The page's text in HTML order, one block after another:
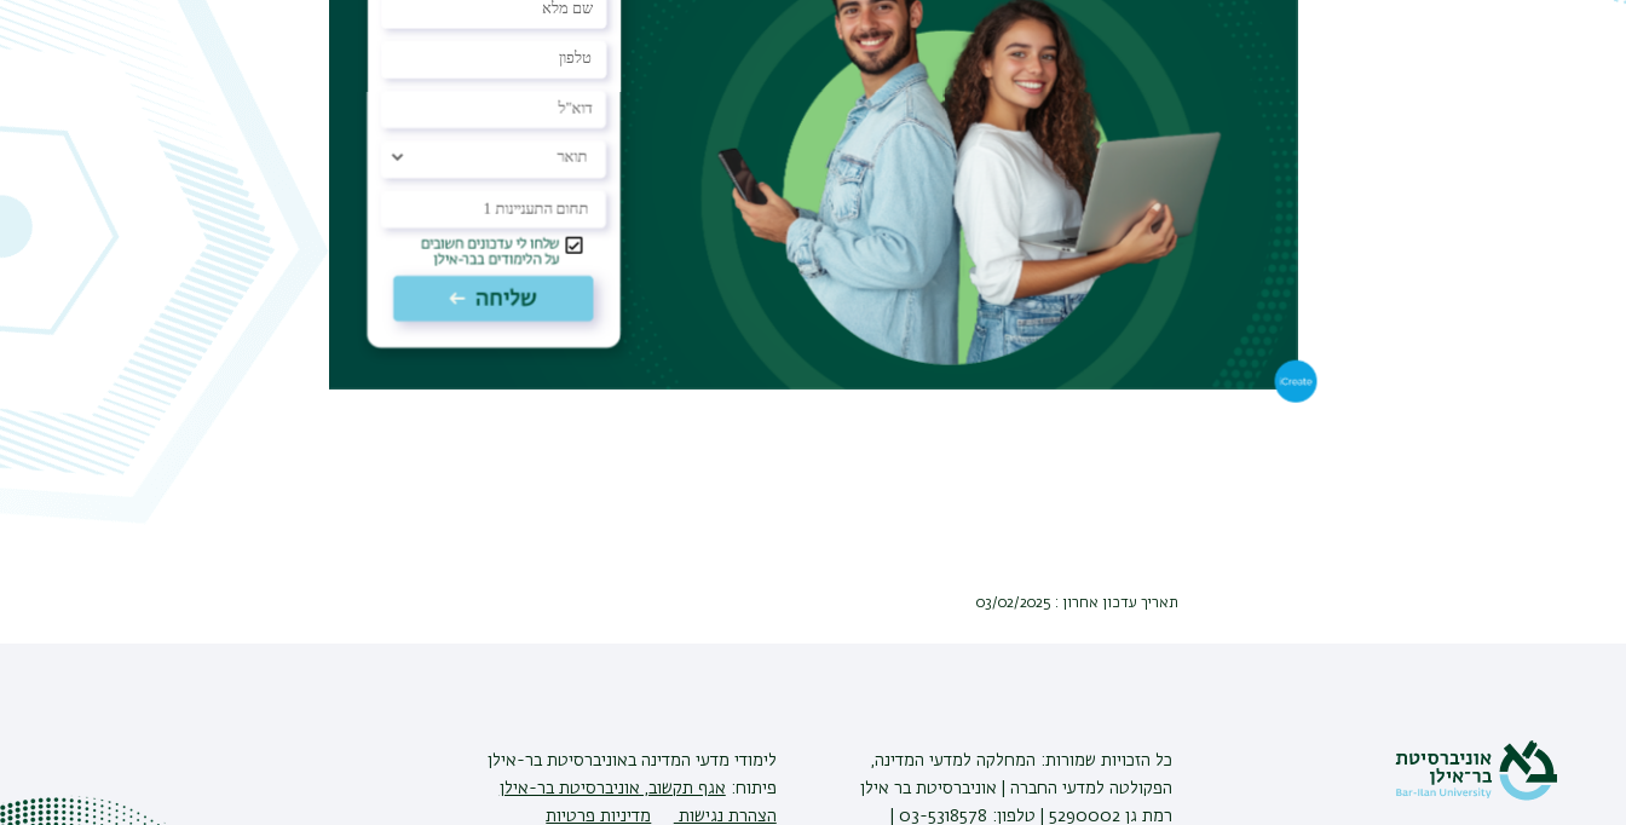
תקנון המחלקה הינו תוספת על התקנון האוניברסיטאי ואינו בא במקום,
לצפייה בתקנון בית הספר ללימודים מתקדמים לחץ
להרשמה ליצירת קשר
תאריך עדכון אחרון : 03/02/2025
כל הזכויות שמורות: המחלקה למדעי המדינה,
הפקולטה למדעי החברה | אוניברסיטת בר אילן
רמת גן 5290002 | טלפון: 03-5318578 |
לימודי מדעי המדינהבאוניברסיטת בר-אילן
פיתוח: אגף תקשוב, אוניברסיטת בר-אילן
הצהרת נגישות
מדיניות פרטיות